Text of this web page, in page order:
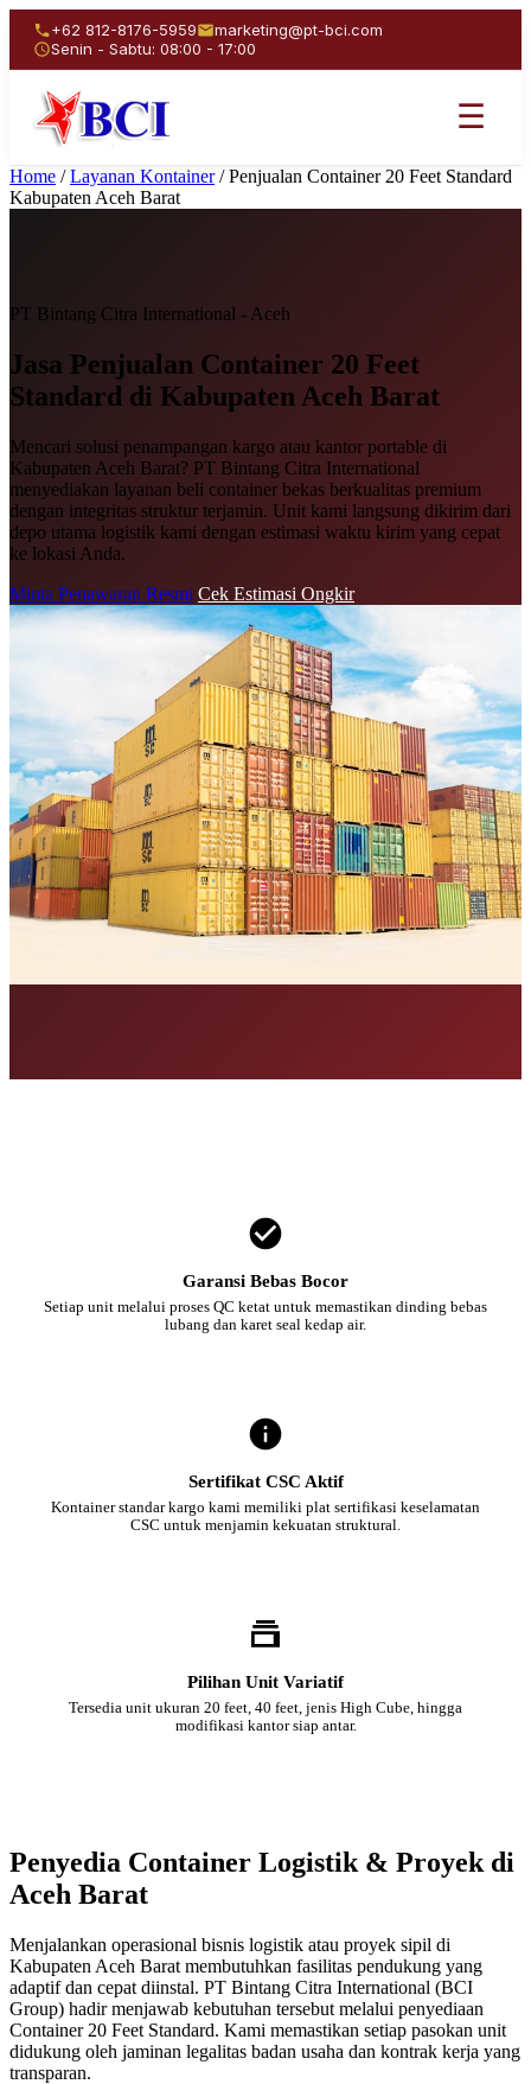
+62 812-8176-5959
marketing@pt-bci.com
Senin - Sabtu: 08:00 - 17:00
☰
Home / Layanan Kontainer / Penjualan Container 20 Feet Standard
Kabupaten Aceh Barat
PT Bintang Citra International - Aceh
Jasa Penjualan Container 20 Feet
Standard di Kabupaten Aceh Barat
Mencari solusi penampangan kargo atau kantor portable di
Kabupaten Aceh Barat? PT Bintang Citra International
menyediakan layanan beli container bekas berkualitas premium
dengan integritas struktur terjamin. Unit kami langsung dikirim dari
depo utama logistik kami dengan estimasi waktu kirim yang cepat
ke lokasi Anda.
Minta Penawaran Resmi Cek Estimasi Ongkir
Garansi Bebas Bocor
Setiap unit melalui proses QC ketat untuk memastikan dinding bebas
lubang dan karet seal kedap air.
Sertifikat CSC Aktif
Kontainer standar kargo kami memiliki plat sertifikasi keselamatan
CSC untuk menjamin kekuatan struktural.
Pilihan Unit Variatif
Tersedia unit ukuran 20 feet, 40 feet, jenis High Cube, hingga
modifikasi kantor siap antar.
Penyedia Container Logistik & Proyek di
Aceh Barat
Menjalankan operasional bisnis logistik atau proyek sipil di
Kabupaten Aceh Barat membutuhkan fasilitas pendukung yang
adaptif dan cepat diinstal. PT Bintang Citra International (BCI
Group) hadir menjawab kebutuhan tersebut melalui penyediaan
Container 20 Feet Standard. Kami memastikan setiap pasokan unit
didukung oleh jaminan legalitas badan usaha dan kontrak kerja yang
transparan.